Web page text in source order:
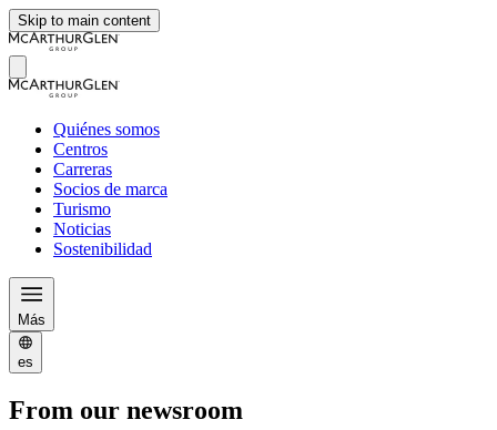
Skip to main content
Quiénes somos
Centros
Carreras
Socios de marca
Turismo
Noticias
Sostenibilidad
Más
es
From our newsroom